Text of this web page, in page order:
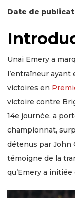
Date de
Unai Emery a
l’entraîneur
victoires en
victoire contre
14e journée, a
championnat,
détenus par John
témoigne de la
qu’Emery a